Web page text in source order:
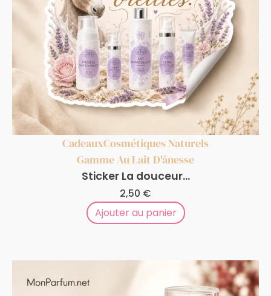
CadeauxCosmétiques Naturels
Gamme Au Lait D'ânesse
Sticker La douceur...
2,50 €
Ajouter au panier